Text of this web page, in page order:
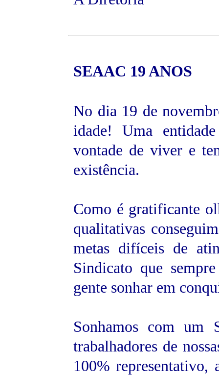
SEAAC 19 ANOS
No dia 19 de
idade! Uma
vontade de viver e
existência.
Como é gratificante
qualitativas
metas difíceis de
Sindicato que
gente sonhar em
Sonhamos com um
trabalhadores de
100% representativo,